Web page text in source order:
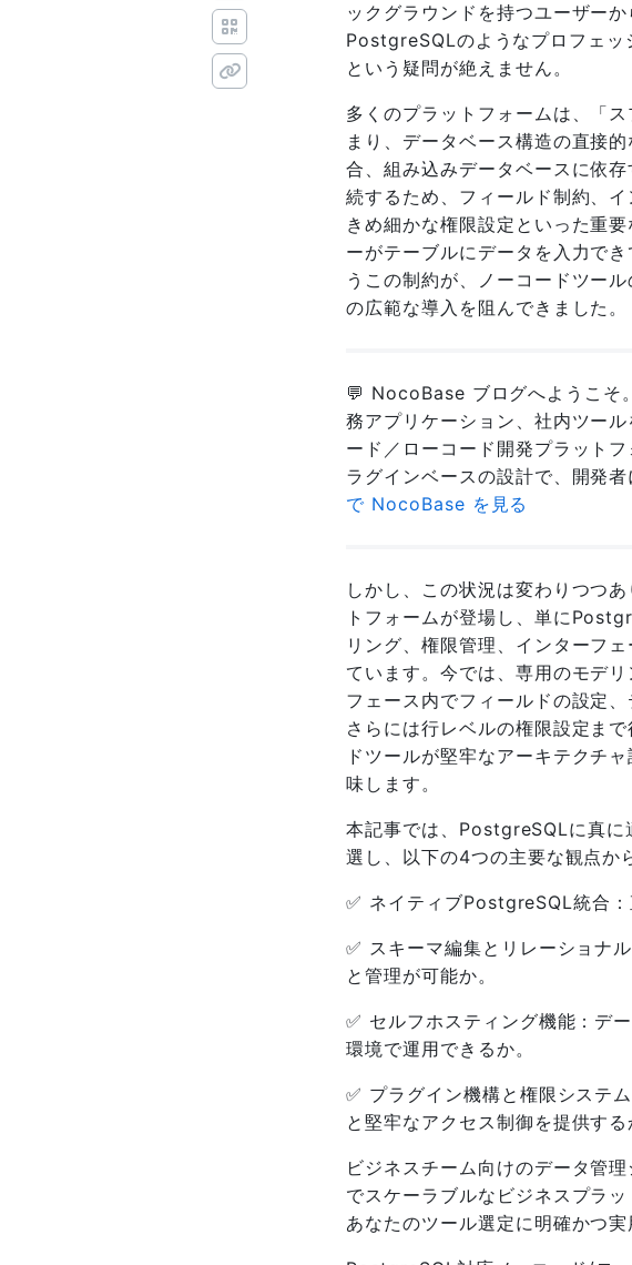
ックグラウンドを持つユーザー
PostgreSQLのようなプロフェッ
という疑問が絶えません。
多くのプラットフォームは、「
まり、データベース構造の直接
合、組み込みデータベースに依
続するため、フィールド制約、
きめ細かな権限設定といった重
ーがテーブルにデータを入力で
うこの制約が、ノーコードツー
の広範な導入を阻んできました。
💬 NocoBase ブログへようこそ
務アプリケーション、社内ツー
ード／ローコード開発プラット
ラグインベースの設計で、開発
で NocoBase を見る
しかし、この状況は変わりつつ
トフォームが登場し、単に
リング、権限管理、インターフ
ています。今では、専用のモデ
フェース内でフィールドの設定
さらには行レベルの権限設定ま
ドツールが堅牢なアーキテクチ
味します。
本記事では、PostgreSQLに真
選し、以下の4つの主要な観点か
✅ ネイティブPostgreSQL統合：
✅ スキーマ編集とリレーショナ
と管理が可能か。
✅ セルフホスティング機能：デ
環境で運用できるか。
✅ プラグイン機構と権限システ
と堅牢なアクセス制御を提供する
ビジネスチーム向けのデータ管
でスケーラブルなビジネスプラ
あなたのツール選定に明確かつ